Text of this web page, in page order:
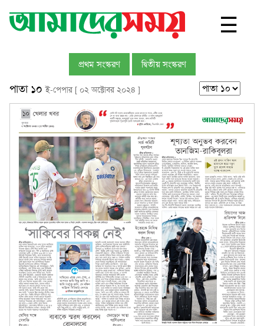
☰
প্রথম সংস্করণ দ্বিতীয় সংস্করণ
পাতা ১০ই-পেপার [ ০২ অক্টোবর ২০২৪ ]